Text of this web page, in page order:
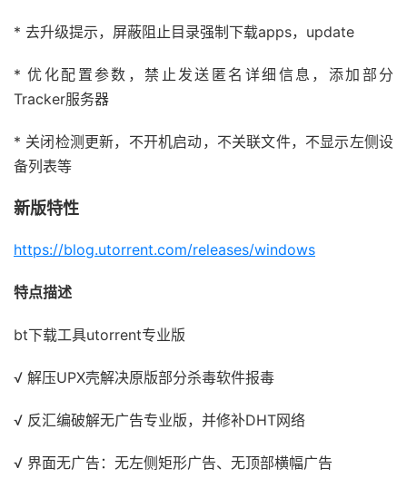
* 去升级提示，屏蔽阻止目录强制下载apps，update
* 优化配置参数，禁止发送匿名详细信息，添加部分
Tracker服务器
* 关闭检测更新，不开机启动，不关联文件，不显示左侧设
备列表等
新版特性
https://blog.utorrent.com/releases/windows
特点描述
bt下载工具utorrent专业版
√ 解压UPX壳解决原版部分杀毒软件报毒
√ 反汇编破解无广告专业版，并修补DHT网络
√ 界面无广告：无左侧矩形广告、无顶部横幅广告